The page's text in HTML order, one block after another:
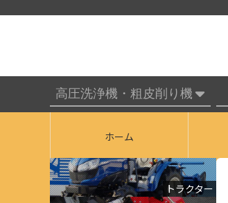
ホーム
トラクター